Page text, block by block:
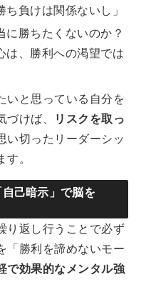
ち負けは関係ないし」
に勝ちたくないのか？
は、勝利への渇望では
いと思っている自分を
けば、
リスクを取っ
い切ったリーダーシッ
。
己暗示」で脳を
り返し行うことで必ず
「勝利を諦めないモー
で効果的なメンタル強